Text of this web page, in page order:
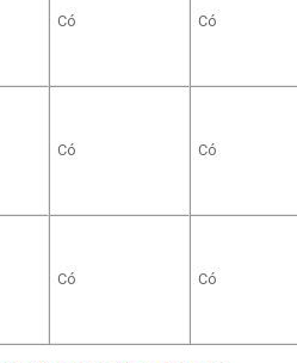
Có Có
Có Có
Có Có